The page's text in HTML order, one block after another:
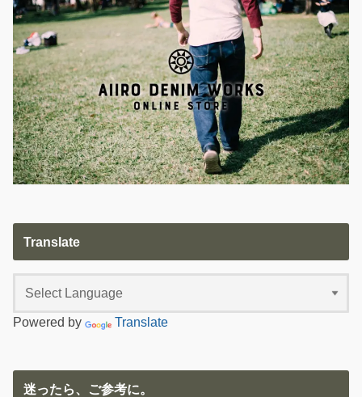
Translate
Powered by Translate
迷ったら、ご参考に。